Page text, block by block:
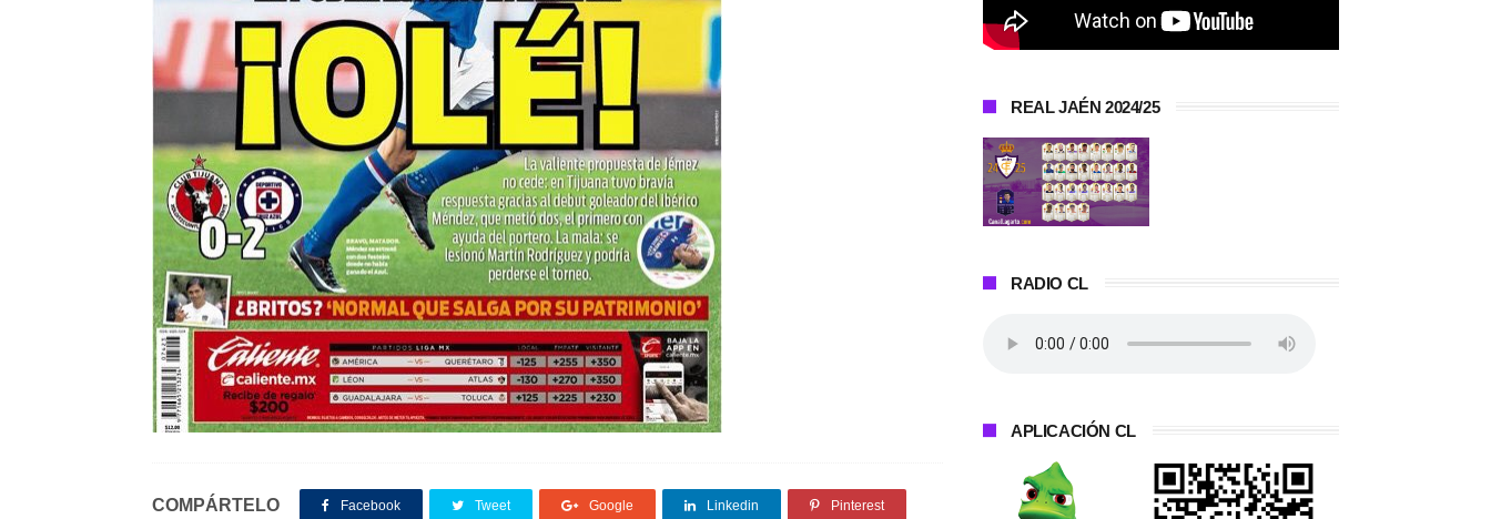
COMPÁRTELO Facebook Tweet Google Linkedin Pinterest
REAL JAÉN 2024/25
RADIO CL
APLICACIÓN CL